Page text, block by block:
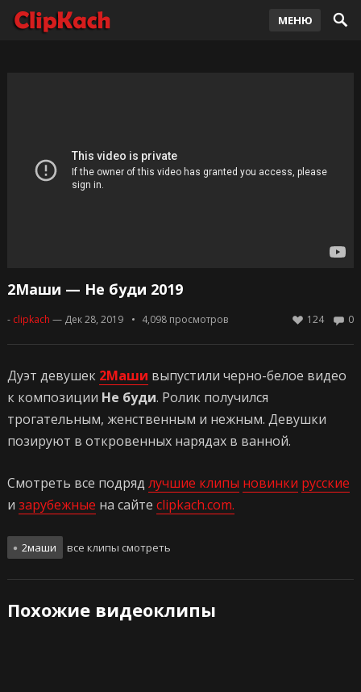
МЕНЮ
2Маши — Не буди 2019
- clipkach — Дек 28, 2019 4,098просмотров 0
124
Дуэт девушек 2Маши выпустили черно-белое видео
к композиции Не буди. Ролик получился
трогательным, женственным и нежным. Девушки
позируют в откровенных нарядах в ванной.
Смотреть все подряд лучшие клипы новинки русские
и зарубежные на сайте clipkach.com.
2маши все клипы смотреть
Похожие видеоклипы